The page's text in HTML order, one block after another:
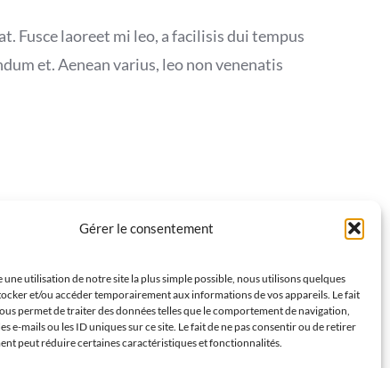
Gérer le consentement
utilisation de notre site la plus simple possible, nous utilisons quelques
et/ou accéder temporairement aux informations de vos appareils. Le fait
permet de traiter des données telles que le comportement de navigation,
e-mails ou les ID uniques sur ce site. Le fait de ne pas consentir ou de retirer
peut réduire certaines caractéristiques et fonctionnalités.
Fusce laoreet mi leo, a facilisis dui tempus
et. Aenean varius, leo non venenatis
publiés sur ce site - y